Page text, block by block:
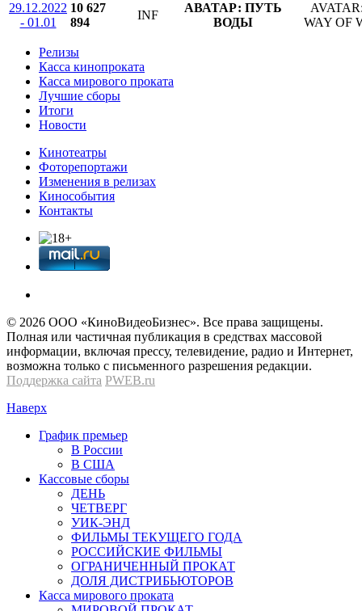
29.12.2022
- 01.01
10 627
894
INF
АВАТАР: ПУТЬ
ВОДЫ
WAY OF
Релизы
Касса кинопроката
Касса мирового проката
Лучшие сборы
Итоги
Новости
Кинотеатры
Фоторепортажи
Изменения в релизах
Кинособытия
Контакты
© 2026 OOО «КиноВидеоБизнес». Все права защищены.
Полная или частичная публикация в средствах массовой
информации, включая прессу, телевидение, радио и Интернет,
возможна только с письменного разрешения редакции.
Поддержка сайта PWEB.ru
Наверх
График премьер
В России
В США
Кассовые сборы
ДЕНЬ
ЧЕТВЕРГ
УИК-ЭНД
ФИЛЬМЫ ТЕКУЩЕГО ГОДА
РОССИЙСКИЕ ФИЛЬМЫ
ОГРАНИЧЕННЫЙ ПРОКАТ
ДОЛЯ ДИСТРИБЬЮТОРОВ
Касса мирового проката